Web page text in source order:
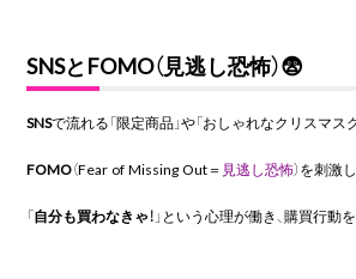
SNSとFOMO（見逃し恐怖）😨
SNSで流れる「限定商品」や「おしゃれなクリスマス
FOMO（Fear of Missing Out＝ 見逃し恐怖）を刺激
「自分も買わなきゃ！ 」という心理が働き、購買行動を